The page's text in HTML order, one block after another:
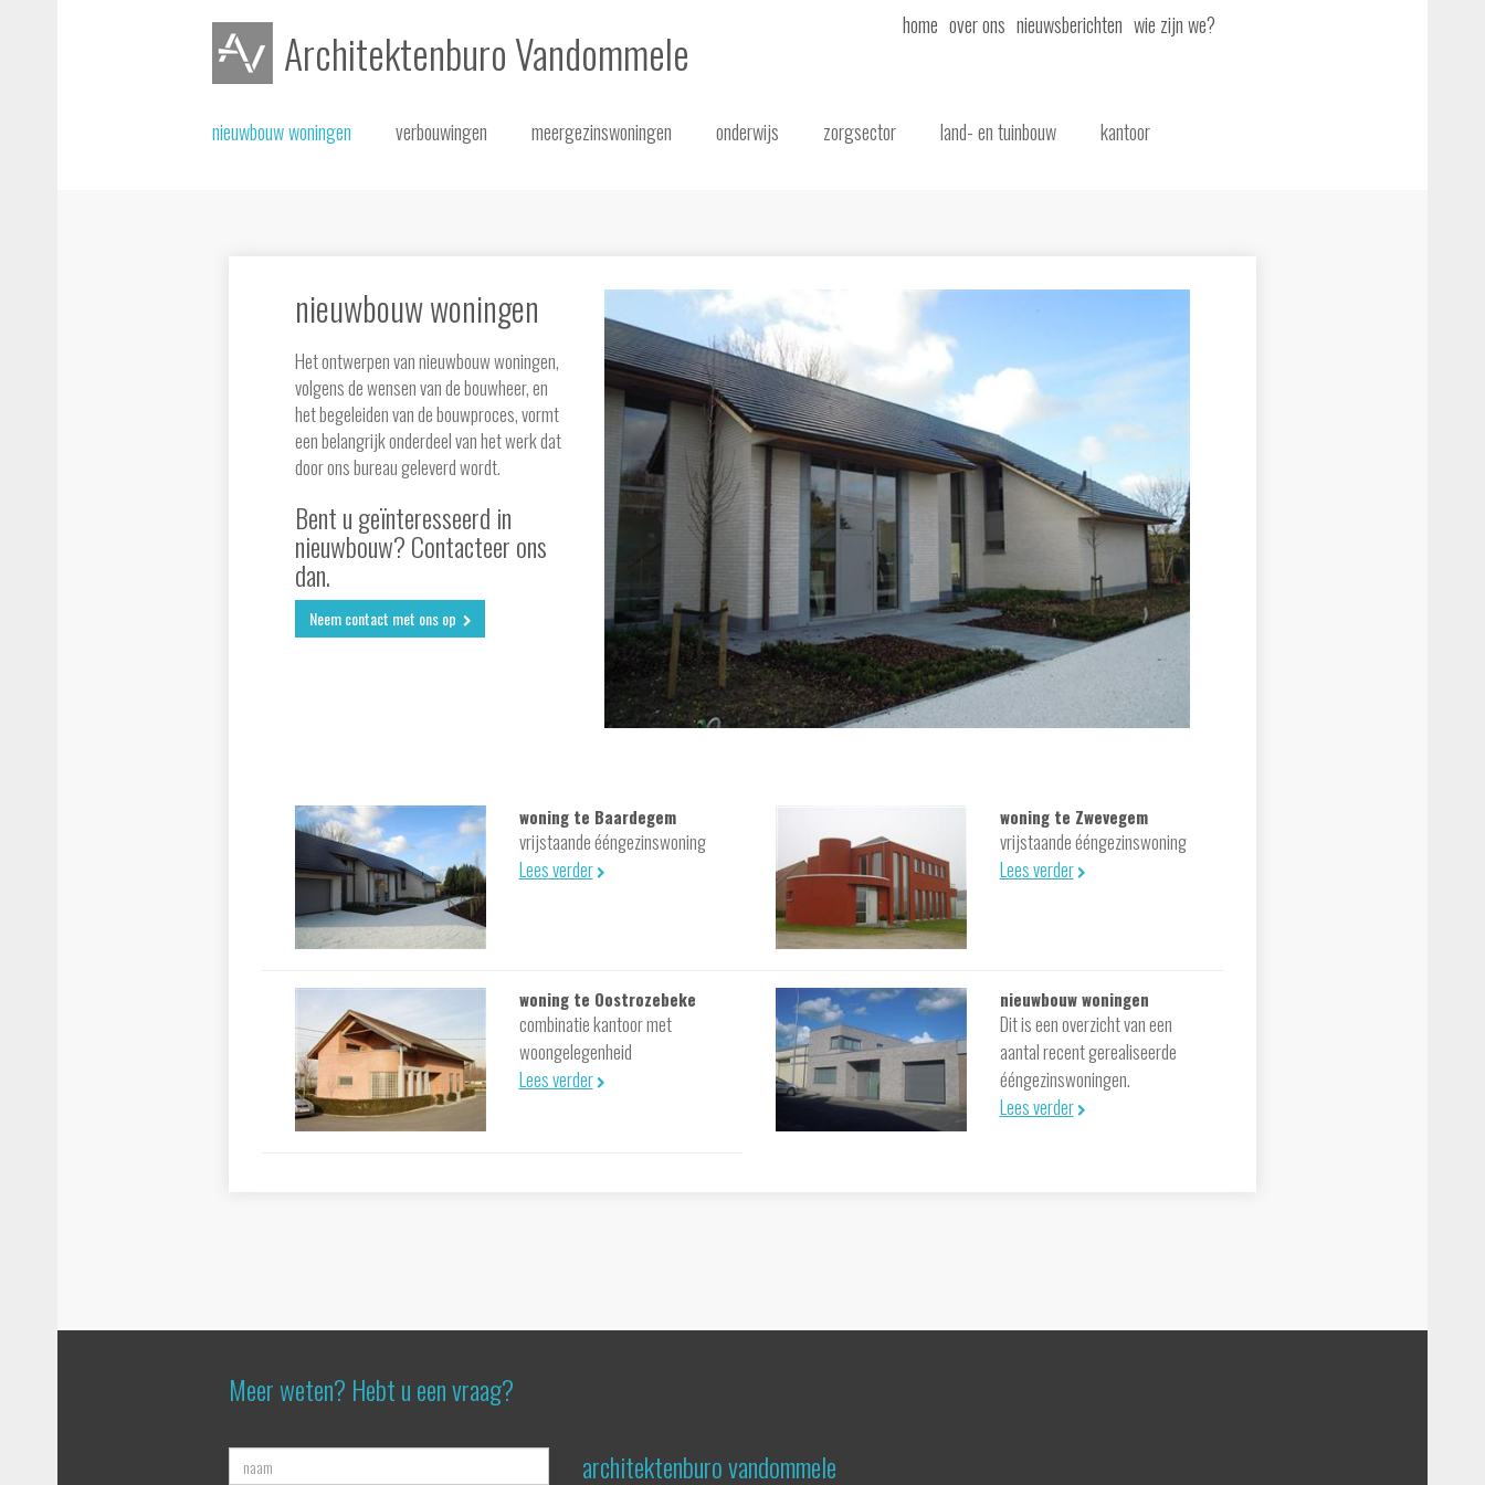
Architektenburo Vandommele home over ons nieuwsberichten wie zijn we?
nieuwbouw woningen verbouwingen meergezinswoningen onderwijs zorgsector land- en tuinbouw kantoor
nieuwbouw woningen
Het ontwerpen van nieuwbouw woningen,
volgens de wensen van de bouwheer, en
het begeleiden van de bouwproces, vormt
een belangrijk onderdeel van het werk dat
door ons bureau geleverd wordt.
Bent u geïnteresseerd in
nieuwbouw? Contacteer ons
dan.
Neem contact met ons op
woning te Baardegem
vrijstaande ééngezinswoning
Lees verder
woning te Zwevegem
vrijstaande ééngezinswoning
Lees verder
woning te Oostrozebeke
combinatie kantoor met
woongelegenheid
Lees verder
nieuwbouw woningen
Dit is een overzicht van een
aantal recent gerealiseerde
ééngezinswoningen.
Lees verder
Meer weten? Hebt u een vraag?
architektenburo vandommele